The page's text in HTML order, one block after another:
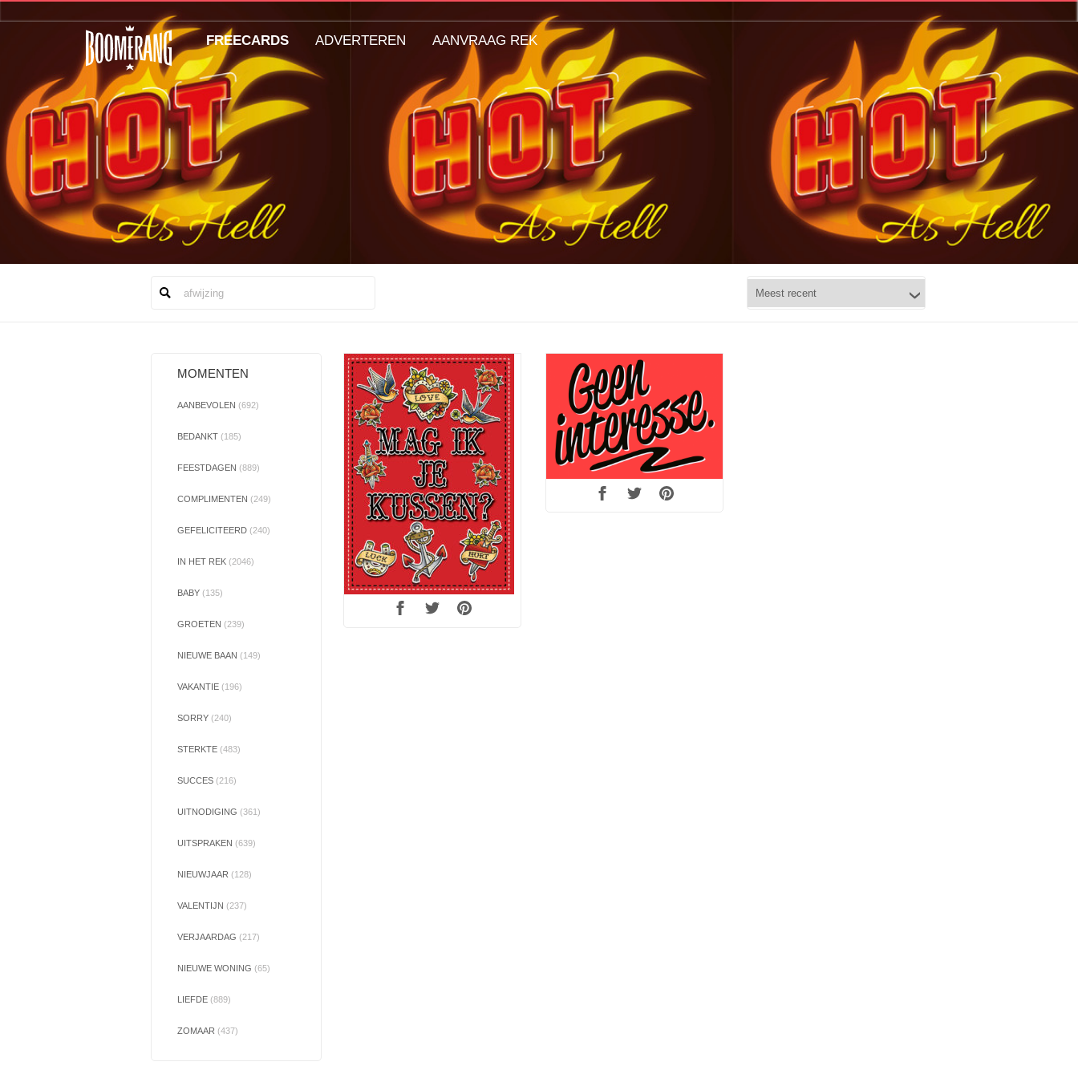
MOMENTEN
AANBEVOLEN (692)
BEDANKT (185)
FEESTDAGEN (889)
COMPLIMENTEN (249)
GEFELICITEERD (240)
IN HET REK (2046)
BABY (135)
GROETEN (239)
NIEUWE BAAN (149)
VAKANTIE (196)
SORRY (240)
STERKTE (483)
SUCCES (216)
UITNODIGING (361)
UITSPRAKEN (639)
NIEUWJAAR (128)
VALENTIJN (237)
VERJAARDAG (217)
NIEUWE WONING (65)
LIEFDE (889)
ZOMAAR (437)
FREECARDS ADVERTEREN AANVRAAG REK